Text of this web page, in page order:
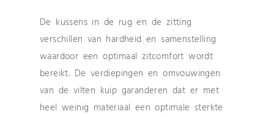
De kussens in de rug en de zitting
verschillen van hardheid en samenstelling
waardoor een optimaal zitcomfort wordt
bereikt. De verdiepingen en omvouwingen
van de vilten kuip garanderen dat er met
heel weinig materiaal een optimale sterkte